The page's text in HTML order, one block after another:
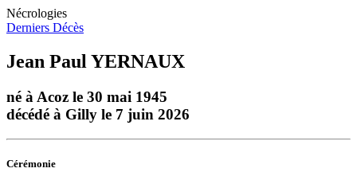
Nécrologies
Derniers Décès
Jean Paul YERNAUX
né à Acoz le 30 mai 1945
décédé à Gilly le 7 juin 2026
Cérémonie